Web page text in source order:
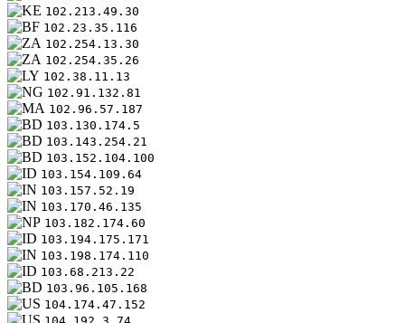
102.213.49.30
102.23.35.116
102.254.13.30
102.254.35.26
102.38.11.13
102.91.132.81
102.96.57.187
103.130.174.5
103.143.254.21
103.152.104.100
103.154.109.64
103.157.52.19
103.170.46.135
103.182.174.60
103.194.175.171
103.198.174.110
103.68.213.22
103.96.105.168
104.174.47.152